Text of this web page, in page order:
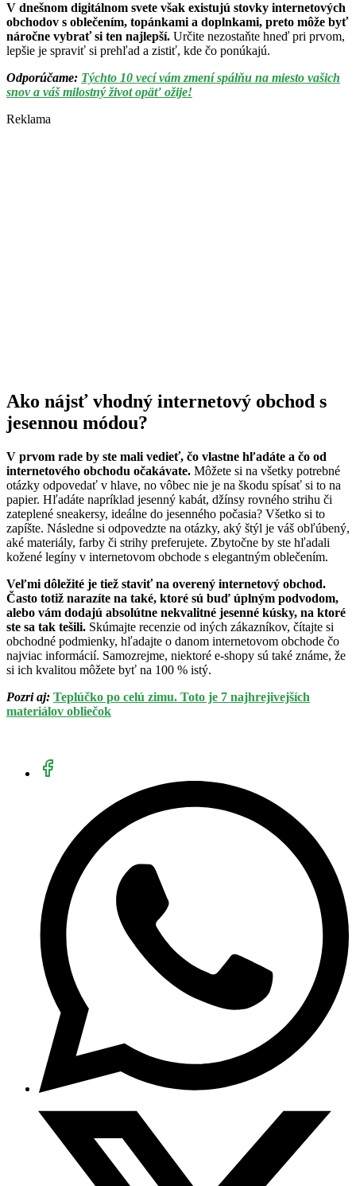
V dnešnom digitálnom svete však existujú stovky internetových
obchodov s oblečením, topánkami a doplnkami, preto môže byť
náročne vybrať si ten najlepší. Určite nezostaňte hneď pri prvom,
lepšie je spraviť si prehľad a zistiť, kde čo ponúkajú.
Odporúčame: Týchto 10 vecí vám zmení spálňu na miesto vašich
snov a váš milostný život opäť ožije!
Reklama
Ako nájsť vhodný internetový obchod s
jesennou módou?
V prvom rade by ste mali vedieť, čo vlastne hľadáte a čo od
internetového obchodu očakávate. Môžete si na všetky potrebné
otázky odpovedať v hlave, no vôbec nie je na škodu spísať si to na
papier. Hľadáte napríklad jesenný kabát, džínsy rovného strihu či
zateplené sneakersy, ideálne do jesenného počasia? Všetko si to
zapíšte. Následne si odpovedzte na otázky, aký štýl je váš obľúbený,
aké materiály, farby či strihy preferujete. Zbytočne by ste hľadali
kožené legíny v internetovom obchode s elegantným oblečením.
Veľmi dôležité je tiež staviť na overený internetový obchod.
Často totiž narazíte na také, ktoré sú buď úplným podvodom,
alebo vám dodajú absolútne nekvalitné jesenné kúsky, na ktoré
ste sa tak tešili. Skúmajte recenzie od iných zákazníkov, čítajte si
obchodné podmienky, hľadajte o danom internetovom obchode čo
najviac informácií. Samozrejme, niektoré e-shopy sú také známe, že
si ich kvalitou môžete byť na 100 % istý.
Pozri aj: Teplúčko po celú zimu. Toto je 7 najhrejivejších
materiálov obliečok